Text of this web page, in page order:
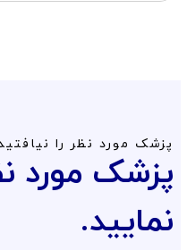
پزشک مورد نظر را
پزشک مورد
نمایید.